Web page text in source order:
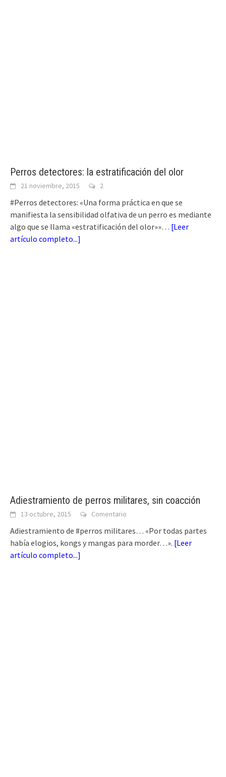
Perros detectores: la estratificación del olor
21 noviembre, 2015 2
#Perros detectores: «Una forma práctica en que se
manifiesta la sensibilidad olfativa de un perro es mediante
algo que se llama «estratificación del olor»»… [Leer
artículo completo...]
Adiestramiento de perros militares, sin coacción
13 octubre, 2015 Comentario
Adiestramiento de #perros militares… «Por todas partes
había elogios, kongs y mangas para morder…». [Leer
artículo completo...]